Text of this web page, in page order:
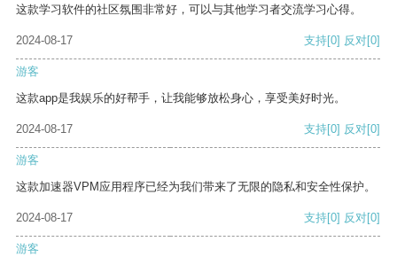
这款学习软件的社区氛围非常好，可以与其他学习者交流学习心得。
2024-08-17 支持[0] 反对[0]
游客
这款app是我娱乐的好帮手，让我能够放松身心，享受美好时光。
2024-08-17 支持[0] 反对[0]
游客
这款加速器VPM应用程序已经为我们带来了无限的隐私和安全性保护。
2024-08-17 支持[0] 反对[0]
游客